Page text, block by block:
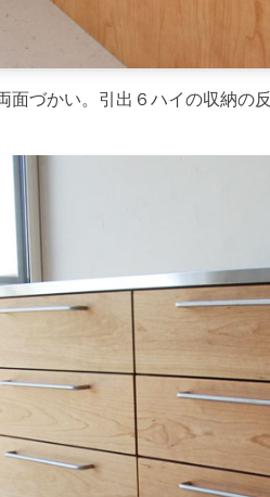
面づかい。引出６ハイの収納の